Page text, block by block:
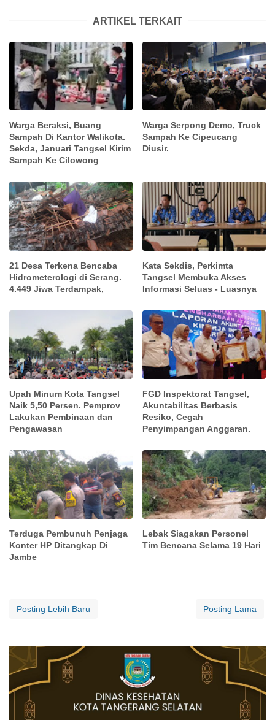
ARTIKEL TERKAIT
Warga Beraksi, Buang
Sampah Di Kantor Walikota.
Sekda, Januari Tangsel Kirim
Sampah Ke Cilowong
Warga Serpong Demo, Truck
Sampah Ke Cipeucang
Diusir.
21 Desa Terkena Bencaba
Hidrometerologi di Serang.
4.449 Jiwa Terdampak,
Kata Sekdis, Perkimta
Tangsel Membuka Akses
Informasi Seluas - Luasnya
Upah Minum Kota Tangsel
Naik 5,50 Persen. Pemprov
Lakukan Pembinaan dan
Pengawasan
FGD Inspektorat Tangsel,
Akuntabilitas Berbasis
Resiko, Cegah
Penyimpangan Anggaran.
Terduga Pembunuh Penjaga
Konter HP Ditangkap Di
Jambe
Lebak Siagakan Personel
Tim Bencana Selama 19 Hari
Posting Lebih Baru Posting Lama